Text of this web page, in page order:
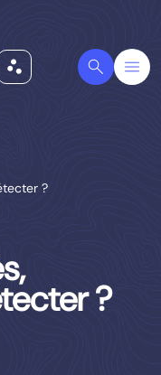
scatter_plot Search Menu
?
?